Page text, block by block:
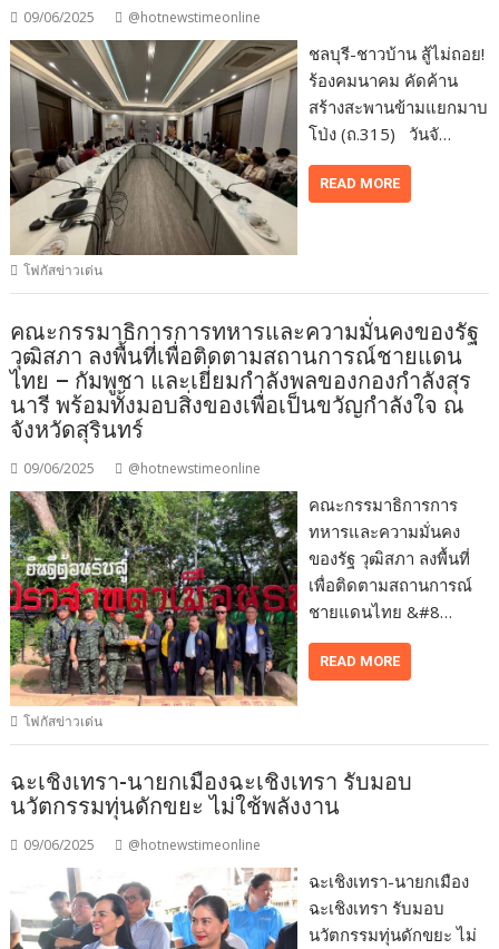
09/06/2025 @hotnewstimeonline
ชลบุรี-ชาวบ้าน สู้ไม่ถอย!
ร้องคมนาคม คัดค้าน
สร้างสะพานข้ามแยกมาบ
โป่ง (ถ.315) วันจั…
READ MORE
โฟกัสข่าวเด่น
คณะกรรมาธิการการทหารและความมั่นคงของรัฐ
วุฒิสภา ลงพื้นที่เพื่อติดตามสถานการณ์ชายแดน
ไทย – กัมพูชา และเยี่ยมกำลังพลของกองกำลังสุร
นารี พร้อมทั้งมอบสิ่งของเพื่อเป็นขวัญกำลังใจ ณ
จังหวัดสุรินทร์
09/06/2025 @hotnewstimeonline
คณะกรรมาธิการการ
ทหารและความมั่นคง
ของรัฐ วุฒิสภา ลงพื้นที่
เพื่อติดตามสถานการณ์
ชายแดนไทย &#8…
READ MORE
โฟกัสข่าวเด่น
ฉะเชิงเทรา-นายกเมืองฉะเชิงเทรา รับมอบ
นวัตกรรมทุ่นดักขยะ ไม่ใช้พลังงาน
09/06/2025 @hotnewstimeonline
ฉะเชิงเทรา-นายกเมือง
ฉะเชิงเทรา รับมอบ
นวัตกรรมทุ่นดักขยะ ไม่